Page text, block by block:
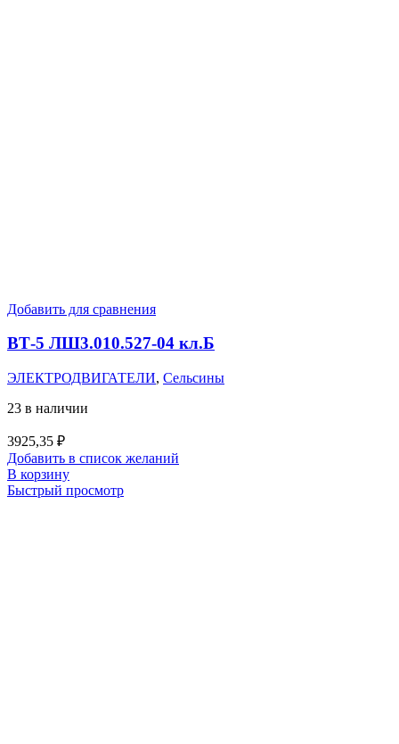
Добавить для сравнения
ВТ-5 ЛШ3.010.527-04 кл.Б
ЭЛЕКТРОДВИГАТЕЛИ, Сельсины
23 в наличии
3925,35 ₽
Добавить в список желаний
В корзину
Быстрый просмотр